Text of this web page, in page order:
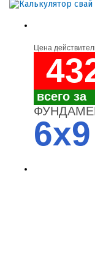
Цена
всего за
6x9